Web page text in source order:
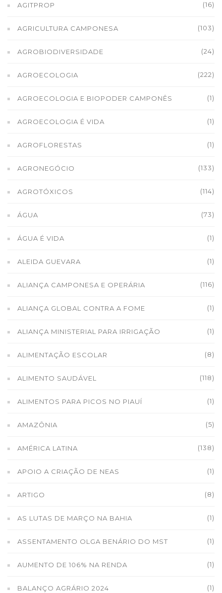
AGITPROP (16)
AGRICULTURA CAMPONESA (103)
AGROBIODIVERSIDADE (24)
AGROECOLOGIA (222)
AGROECOLOGIA E BIOPODER CAMPONÊS (1)
AGROECOLOGIA É VIDA (1)
AGROFLORESTAS (1)
AGRONEGÓCIO (133)
AGROTÓXICOS (114)
ÁGUA (73)
ÁGUA É VIDA (1)
ALEIDA GUEVARA (1)
ALIANÇA CAMPONESA E OPERÁRIA (116)
ALIANÇA GLOBAL CONTRA A FOME (1)
ALIANÇA MINISTERIAL PARA IRRIGAÇÃO (1)
ALIMENTAÇÃO ESCOLAR (8)
ALIMENTO SAUDÁVEL (118)
ALIMENTOS PARA PICOS NO PIAUÍ (1)
AMAZÔNIA (5)
AMÉRICA LATINA (138)
APOIO A CRIAÇÃO DE NEAS (1)
ARTIGO (8)
AS LUTAS DE MARÇO NA BAHIA (1)
ASSENTAMENTO OLGA BENÁRIO DO MST (1)
AUMENTO DE 106% NA RENDA (1)
BALANÇO AGRÁRIO 2024 (1)